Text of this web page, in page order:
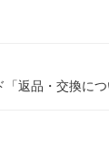
返品・交換に